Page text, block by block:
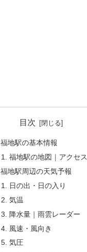
目次
福地駅の基本情報
福地駅の地図｜アクセス
福地駅周辺の天気予報
日の出・日の入り
気温
降水量｜雨雲レーダー
風速・風向き
気圧